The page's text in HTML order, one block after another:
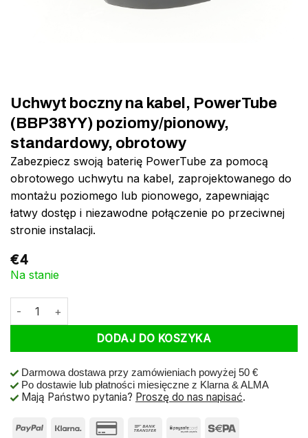
Uchwyt boczny na kabel, PowerTube
(BBP38YY) poziomy/pionowy,
standardowy, obrotowy
Zabezpiecz swoją baterię PowerTube za pomocą
obrotowego uchwytu na kabel, zaprojektowanego do
montażu poziomego lub pionowego, zapewniając
łatwy dostęp i niezawodne połączenie po przeciwnej
stronie instalacji.
€4
Na stanie
ilość Uchwyt boczny na kabel, PowerTube (BBP38YY)
DODAJ DO KOSZYKA
Darmowa dostawa przy zamówieniach powyżej 50 €
Po dostawie lub płatności miesięczne z Klarna & ALMA
Mają Państwo pytania? Proszę do nas napisać.